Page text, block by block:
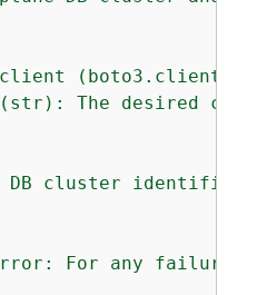
(boto3.client):
The desired
cluster identifier.
For any failure